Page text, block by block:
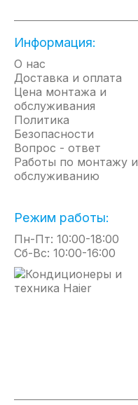
Информация:
О нас
Доставка и оплата
Цена монтажа и
обслуживания
Политика
Безопасности
Вопрос - ответ
Работы по монтажу и
обслуживанию
Режим работы:
Пн-Пт: 10:00-18:00
Сб-Вс: 10:00-16:00